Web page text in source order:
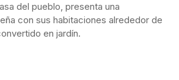
del pueblo, presenta una
con sus habitaciones alrededor de
en jardín.